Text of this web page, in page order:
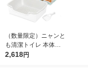
（数量限定）ニャンと
も清潔トイレ 本体セ
ット 猫砂 脱臭・抗菌
2,618円